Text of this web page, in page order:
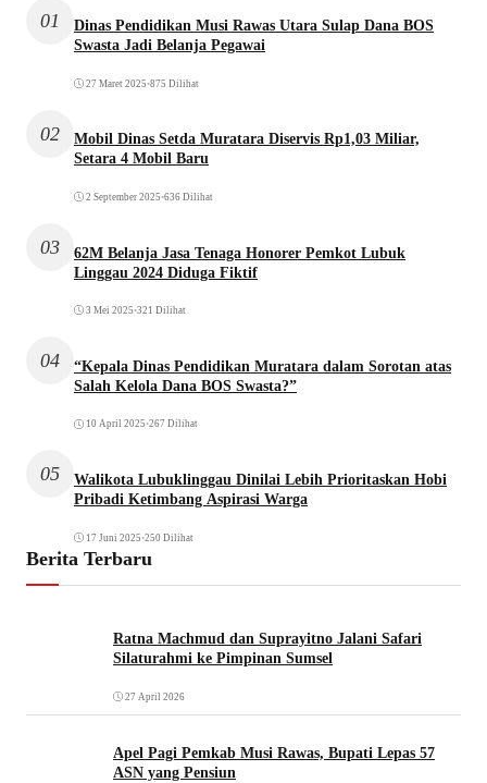
01
Dinas Pendidikan Musi Rawas Utara Sulap Dana BOS
Swasta Jadi Belanja Pegawai
27 Maret 2025 •875 Dilihat
02
Mobil Dinas Setda Muratara Diservis Rp1,03 Miliar,
Setara 4 Mobil Baru
2 September 2025 •636 Dilihat
03
62M Belanja Jasa Tenaga Honorer Pemkot Lubuk
Linggau 2024 Diduga Fiktif
3 Mei 2025 •321 Dilihat
04
“Kepala Dinas Pendidikan Muratara dalam Sorotan atas
Salah Kelola Dana BOS Swasta?”
10 April 2025 •267 Dilihat
05
Walikota Lubuklinggau Dinilai Lebih Prioritaskan Hobi
Pribadi Ketimbang Aspirasi Warga
17 Juni 2025 •250 Dilihat
Berita Terbaru
Ratna Machmud dan Suprayitno Jalani Safari
Silaturahmi ke Pimpinan Sumsel
27 April 2026
Apel Pagi Pemkab Musi Rawas, Bupati Lepas 57
ASN yang Pensiun